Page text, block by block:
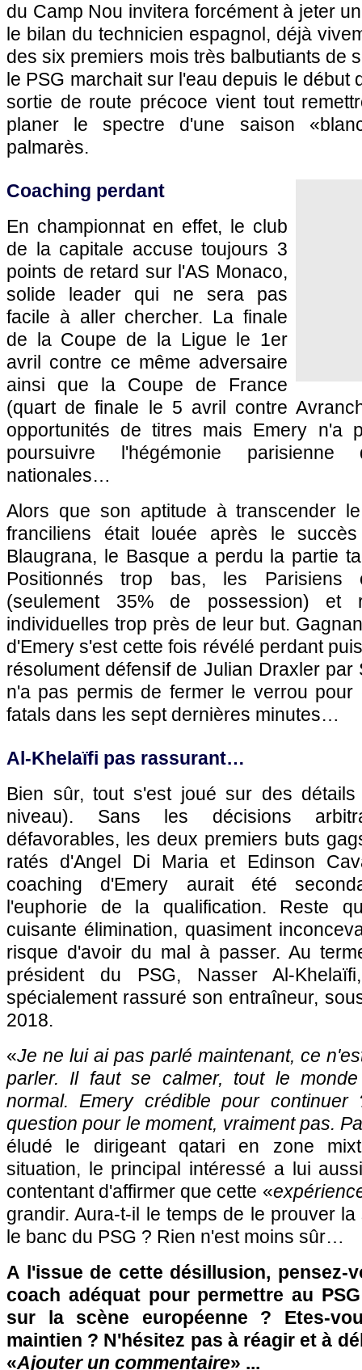
du Camp Nou invitera forcément à jeter
le bilan du technicien espagnol, déjà
des six premiers mois très balbutiants de
le PSG marchait sur l'eau depuis le début
sortie de route précoce vient tout
planer le spectre d'une saison
palmarès.
Coaching perdant
En championnat en effet, le club
de la capitale accuse toujours 3
points de retard sur l'AS Monaco,
solide leader qui ne sera pas
facile à aller chercher. La finale
de la Coupe de la Ligue le 1er
avril contre ce même adversaire
ainsi que la Coupe de France
(quart de finale le 5 avril contre
opportunités de titres mais Emery n'a
poursuivre l'hégémonie
nationales…
Alors que son aptitude à transcender
franciliens était louée après le
Blaugrana, le Basque a perdu la partie
Positionnés trop bas, les Parisiens
(seulement 35% de possession) et
individuelles trop près de leur but.
d'Emery s'est cette fois révélé perdant
résolument défensif de Julian Draxler par
n'a pas permis de fermer le verrou pour
fatals dans les sept dernières minutes…
Al-Khelaïfi pas rassurant…
Bien sûr, tout s'est joué sur des
niveau). Sans les décisions
défavorables, les deux premiers buts
ratés d'Angel Di Maria et Edinson
coaching d'Emery aurait été
l'euphorie de la qualification. Reste
cuisante élimination, quasiment
risque d'avoir du mal à passer. Au
président du PSG, Nasser Al-
spécialement rassuré son entraîneur,
2018.
«Je ne lui ai pas parlé maintenant, ce
parler. Il faut se calmer, tout le
normal. Emery crédible pour
question pour le moment, vraiment pas.
éludé le dirigeant qatari en zone
situation, le principal intéressé a lui
contentant d'affirmer que cette «
grandir. Aura-t-il le temps de le prouver
le banc du PSG ? Rien n'est moins sûr…
A l'issue de cette désillusion, pensez-
coach adéquat pour permettre au
sur la scène européenne ? Etes-
maintien ? N'hésitez pas à réagir et à
«Ajouter un commentaire» ...